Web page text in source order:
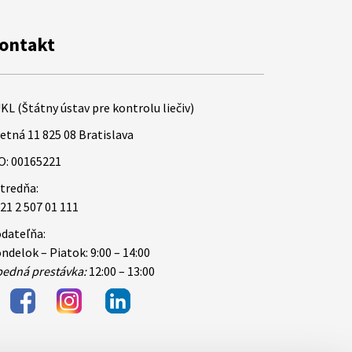
(Štátny ústav pre kontrolu liečiv)
11 825 08 Bratislava
00165221
2 507 01 111
– Piatok: 9:00 – 14:00
prestávka:12:00 – 13:00